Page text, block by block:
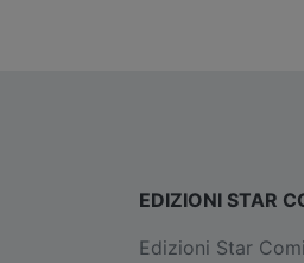
EDIZIONI STAR
Edizioni Star